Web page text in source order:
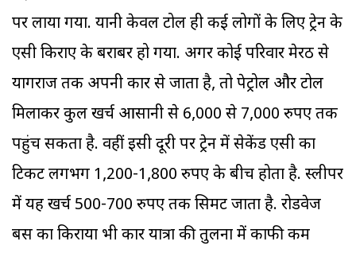
पर लाया गया. यानी केवल टोल ही कई लोगों के लिए ट्रेन के
एसी किराए के बराबर हो गया. अगर कोई परिवार मेरठ से
प्रयागराज तक अपनी कार से जाता है, तो पेट्रोल और टोल
मिलाकर कुल खर्च आसानी से 6,000 से 7,000 रुपए तक
पहुंच सकता है. वहीं इसी दूरी पर ट्रेन में सेकेंड एसी का
टिकट लगभग 1,200-1,800 रुपए के बीच होता है. स्लीपर
में यह खर्च 500-700 रुपए तक सिमट जाता है. रोडवेज
बस का किराया भी कार यात्रा की तुलना में काफी कम